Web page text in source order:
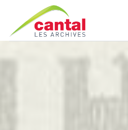
Archives du Cantal